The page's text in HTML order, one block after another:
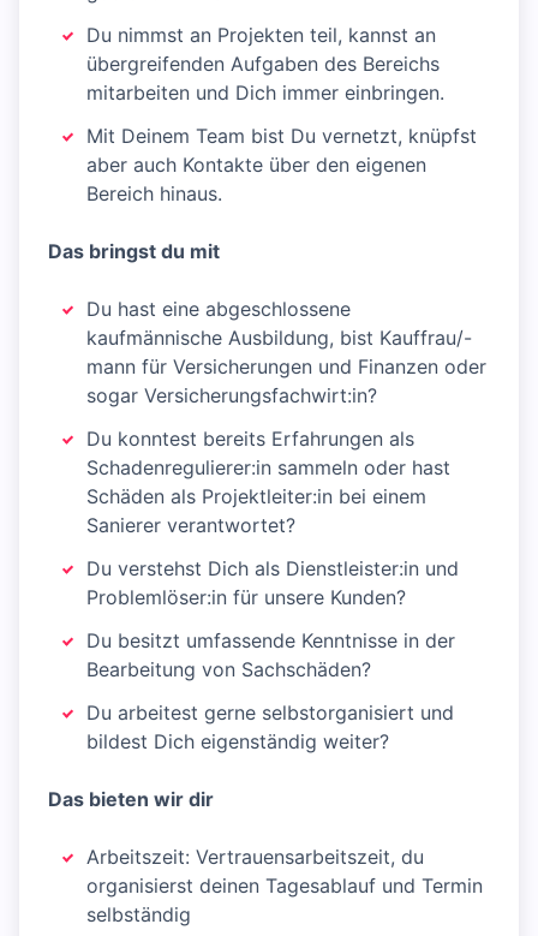
Du nimmst an Projekten teil, kannst an
übergreifenden Aufgaben des Bereichs
mitarbeiten und Dich immer einbringen.
Mit Deinem Team bist Du vernetzt, knüpfst
aber auch Kontakte über den eigenen
Bereich hinaus.
Das bringst du mit
Du hast eine abgeschlossene
kaufmännische Ausbildung, bist Kauffrau/-
mann für Versicherungen und Finanzen oder
sogar Versicherungsfachwirt:in?
Du konntest bereits Erfahrungen als
Schadenregulierer:in sammeln oder hast
Schäden als Projektleiter:in bei einem
Sanierer verantwortet?
Du verstehst Dich als Dienstleister:in und
Problemlöser:in für unsere Kunden?
Du besitzt umfassende Kenntnisse in der
Bearbeitung von Sachschäden?
Du arbeitest gerne selbstorganisiert und
bildest Dich eigenständig weiter?
Das bieten wir dir
Arbeitszeit: Vertrauensarbeitszeit, du
organisierst deinen Tagesablauf und Termin
selbständig